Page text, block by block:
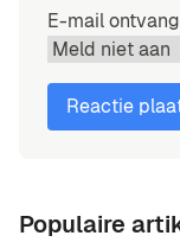
E-mail
Populaire